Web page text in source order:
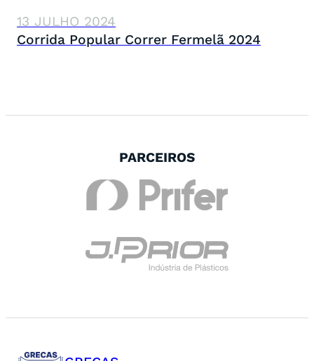
13 JULHO 2024
Corrida Popular Correr Fermelã 2024
PARCEIROS